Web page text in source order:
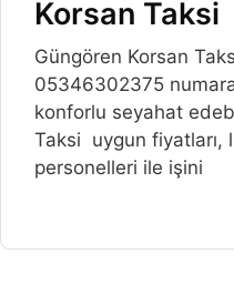
Korsan Taksi
Güngören Korsan
05346302375
konforlu seyahat
Taksi uygun fiyatları,
personelleri ile işini